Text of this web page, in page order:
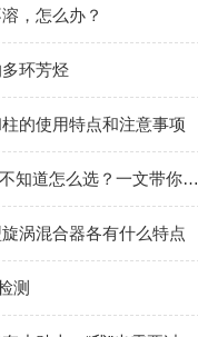
，怎么办？
环芳烃
的使用特点和注意事项
干货 | 过滤产品不知道怎么选？一文带你揭秘过滤产品常见问题
涡混合器各有什么特点
测